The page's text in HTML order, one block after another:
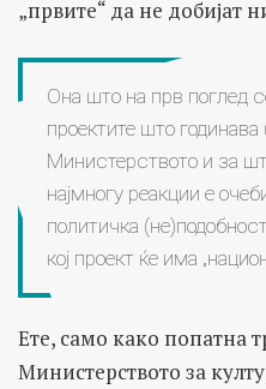
„првите“ да не добијат
Она што на прв поглед
проектите што
Министерството и за
најмногу реакции е
политичка
кој проект ќе има
Ете, само како попатна
Министерството за